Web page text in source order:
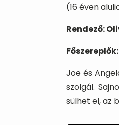
(16 éven
Rendező:
Joe és
szolgál.
sülhet el, az